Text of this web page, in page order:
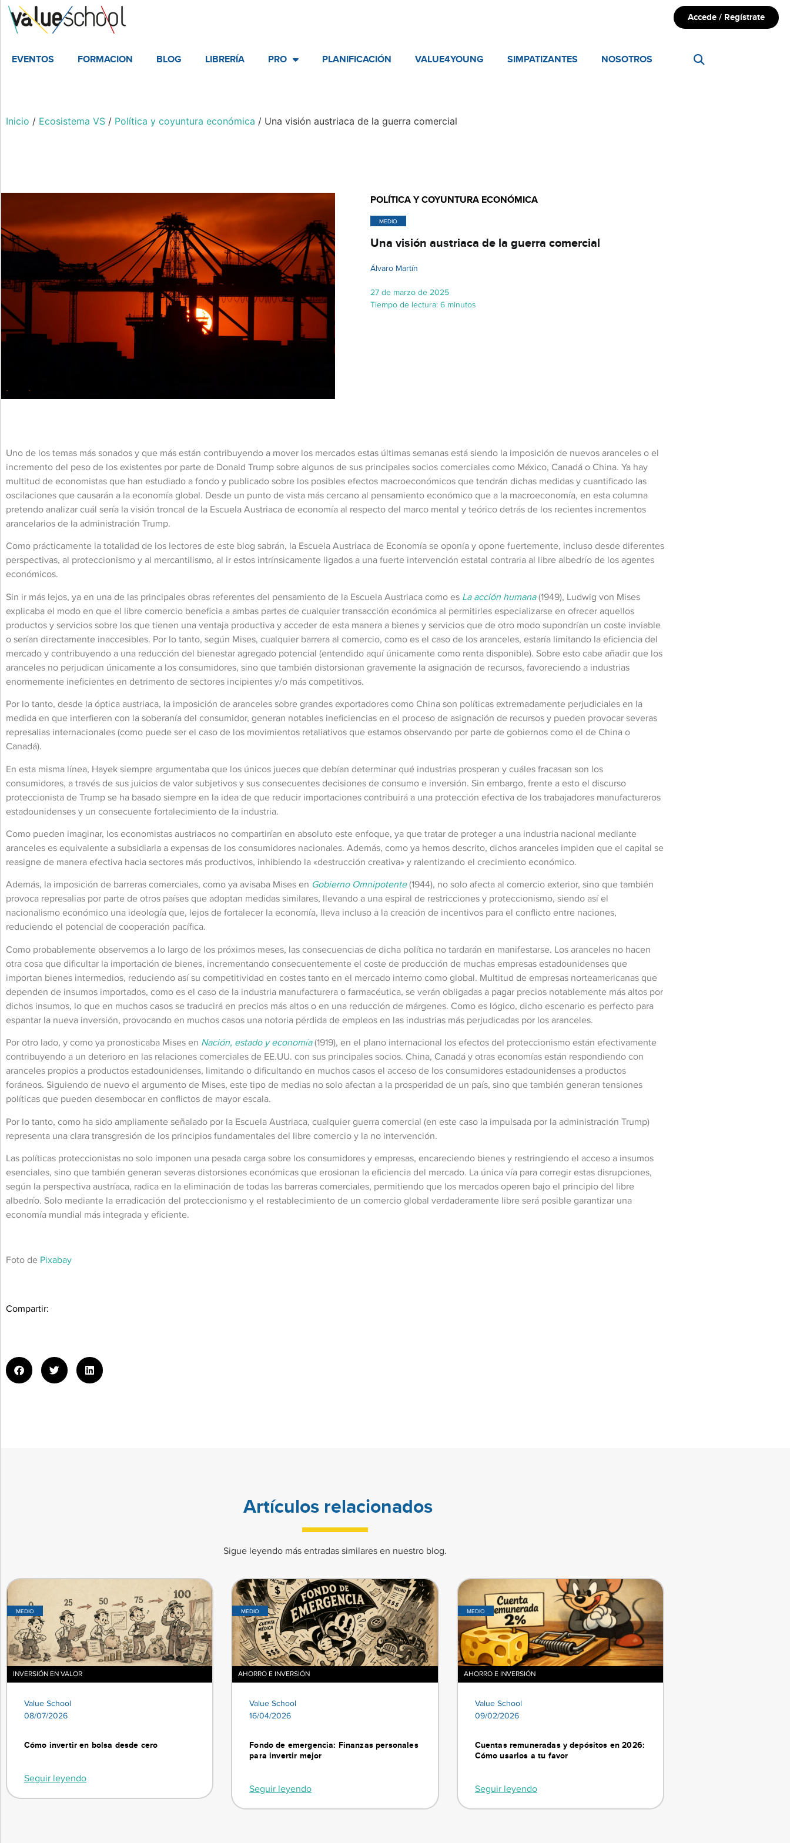
Accede / Regístrate
EVENTOS FORMACION BLOG LIBRERÍA PRO PLANIFICACIÓN VALUE4YOUNG SIMPATIZANTES NOSOTROS
Inicio / Ecosistema VS / Política y coyuntura económica / ​​Una visión austriaca de la guerra comercial​
POLÍTICA Y COYUNTURA ECONÓMICA
MEDIO
​​Una visión austriaca de la guerra comercial​
Álvaro Martín​
27 de marzo de 2025
Tiempo de lectura: 6 minutos
Uno de los temas más sonados y que más están contribuyendo a mover los mercados estas últimas semanas está siendo la imposición de nuevos aranceles o el
incremento del peso de los existentes por parte de Donald Trump sobre algunos de sus principales socios comerciales como México, Canadá o China. Ya hay
multitud de economistas que han estudiado a fondo y publicado sobre los posibles efectos macroeconómicos que tendrán dichas medidas y cuantificado las
oscilaciones que causarán a la economía global. Desde un punto de vista más cercano al pensamiento económico que a la macroeconomía, en esta columna
pretendo analizar cuál sería la visión troncal de la Escuela Austriaca de economía al respecto del marco mental y teórico detrás de los recientes incrementos
arancelarios de la administración Trump.
Como prácticamente la totalidad de los lectores de este blog sabrán, la Escuela Austriaca de Economía se oponía y opone fuertemente, incluso desde diferentes
perspectivas, al proteccionismo y al mercantilismo, al ir estos intrínsicamente ligados a una fuerte intervención estatal contraria al libre albedrío de los agentes
económicos.
Sin ir más lejos, ya en una de las principales obras referentes del pensamiento de la Escuela Austriaca como es La acción humana(1949), Ludwig von Mises
explicaba el modo en que el libre comercio beneficia a ambas partes de cualquier transacción económica al permitirles especializarse en ofrecer aquellos
productos y servicios sobre los que tienen una ventaja productiva y acceder de esta manera a bienes y servicios que de otro modo supondrían un coste inviable
o serían directamente inaccesibles. Por lo tanto, según Mises, cualquier barrera al comercio, como es el caso de los aranceles, estaría limitando la eficiencia del
mercado y contribuyendo a una reducción del bienestar agregado potencial (entendido aquí únicamente como renta disponible). Sobre esto cabe añadir que los
aranceles no perjudican únicamente a los consumidores, sino que también distorsionan gravemente la asignación de recursos, favoreciendo a industrias
enormemente ineficientes en detrimento de sectores incipientes y/o más competitivos.
Por lo tanto, desde la óptica austriaca, la imposición de aranceles sobre grandes exportadores como China son políticas extremadamente perjudiciales en la
medida en que interfieren con la soberanía del consumidor, generan notables ineficiencias en el proceso de asignación de recursos y pueden provocar severas
represalias internacionales (como puede ser el caso de los movimientos retaliativos que estamos observando por parte de gobiernos como el de China o
Canadá).
En esta misma línea, Hayek siempre argumentaba que los únicos jueces que debían determinar qué industrias prosperan y cuáles fracasan son los
consumidores, a través de sus juicios de valor subjetivos y sus consecuentes decisiones de consumo e inversión. Sin embargo, frente a esto el discurso
proteccionista de Trump se ha basado siempre en la idea de que reducir importaciones contribuirá a una protección efectiva de los trabajadores manufactureros
estadounidenses y un consecuente fortalecimiento de la industria.
Como pueden imaginar, los economistas austriacos no compartirían en absoluto este enfoque, ya que tratar de proteger a una industria nacional mediante
aranceles es equivalente a subsidiarla a expensas de los consumidores nacionales. Además, como ya hemos descrito, dichos aranceles impiden que el capital se
reasigne de manera efectiva hacia sectores más productivos, inhibiendo la «destrucción creativa» y ralentizando el crecimiento económico.
Además, la imposición de barreras comerciales, como ya avisaba Mises en Gobierno Omnipotente(1944), no solo afecta al comercio exterior, sino que también
provoca represalias por parte de otros países que adoptan medidas similares, llevando a una espiral de restricciones y proteccionismo, siendo así el
nacionalismo económico una ideología que, lejos de fortalecer la economía, lleva incluso a la creación de incentivos para el conflicto entre naciones,
reduciendo el potencial de cooperación pacífica.
Como probablemente observemos a lo largo de los próximos meses, las consecuencias de dicha política no tardarán en manifestarse. Los aranceles no hacen
otra cosa que dificultar la importación de bienes, incrementando consecuentemente el coste de producción de muchas empresas estadounidenses que
importan bienes intermedios, reduciendo así su competitividad en costes tanto en el mercado interno como global. Multitud de empresas norteamericanas que
dependen de insumos importados, como es el caso de la industria manufacturera o farmacéutica, se verán obligadas a pagar precios notablemente más altos por
dichos insumos, lo que en muchos casos se traducirá en precios más altos o en una reducción de márgenes. Como es lógico, dicho escenario es perfecto para
espantar la nueva inversión, provocando en muchos casos una notoria pérdida de empleos en las industrias más perjudicadas por los aranceles.
Por otro lado, y como ya pronosticaba Mises en Nación, estado y economía(1919), en el plano internacional los efectos del proteccionismo están efectivamente
contribuyendo a un deterioro en las relaciones comerciales de EE.UU. con sus principales socios. China, Canadá y otras economías están respondiendo con
aranceles propios a productos estadounidenses, limitando o dificultando en muchos casos el acceso de los consumidores estadounidenses a productos
foráneos. Siguiendo de nuevo el argumento de Mises, este tipo de medias no solo afectan a la prosperidad de un país, sino que también generan tensiones
políticas que pueden desembocar en conflictos de mayor escala.
Por lo tanto, como ha sido ampliamente señalado por la Escuela Austriaca, cualquier guerra comercial (en este caso la impulsada por la administración Trump)
representa una clara transgresión de los principios fundamentales del libre comercio y la no intervención.
Las políticas proteccionistas no solo imponen una pesada carga sobre los consumidores y empresas, encareciendo bienes y restringiendo el acceso a insumos
esenciales, sino que también generan severas distorsiones económicas que erosionan la eficiencia del mercado. La única vía para corregir estas disrupciones,
según la perspectiva austríaca, radica en la eliminación de todas las barreras comerciales, permitiendo que los mercados operen bajo el principio del libre
albedrío. Solo mediante la erradicación del proteccionismo y el restablecimiento de un comercio global verdaderamente libre será posible garantizar una
economía mundial más integrada y eficiente.
Foto de Pixabay
Compartir:
Artículos relacionados
Sigue leyendo más entradas similares en nuestro blog.
MEDIO
INVERSIÓN EN VALOR
Value School
08/07/2026
Cómo invertir en bolsa desde cero
Seguir leyendo
MEDIO
AHORRO E INVERSIÓN
Value School
16/04/2026
Fondo de emergencia: Finanzas personales
para invertir mejor
Seguir leyendo
MEDIO
AHORRO E INVERSIÓN
Value School
09/02/2026
Cuentas remuneradas y depósitos en 2026:
Cómo usarlos a tu favor
Seguir leyendo